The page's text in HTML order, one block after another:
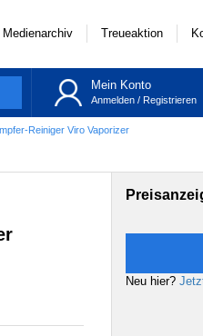
Medienarchiv Treueaktion
Mein Konto
Anmelden / Registrieren
Reiniger Viro Vaporizer
Neu hier?